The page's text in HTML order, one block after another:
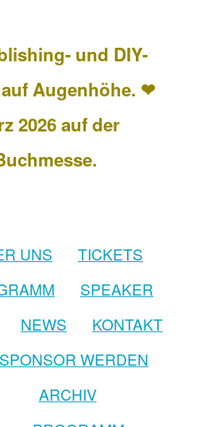
und DIY-
Augenhöhe. ❤
2026 auf der
UNS
TICKETS
SPEAKER
NEWS
KONTAKT
SPONSOR WERDEN
ARCHIV